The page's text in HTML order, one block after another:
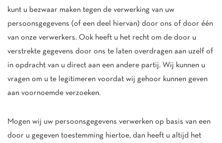
kunt u bezwaar maken tegen de verwerking van uw
persoonsgegevens (of een deel hiervan) door ons of door één
van onze verwerkers. Ook heeft u het recht om de door u
verstrekte gegevens door ons te laten overdragen aan uzelf of
in opdracht van u direct aan een andere partij. Wij kunnen u
vragen om u te legitimeren voordat wij gehoor kunnen geven
aan voornoemde verzoeken.
Mogen wij uw persoonsgegevens verwerken op basis van een
door u gegeven toestemming hiertoe, dan heeft u altijd het